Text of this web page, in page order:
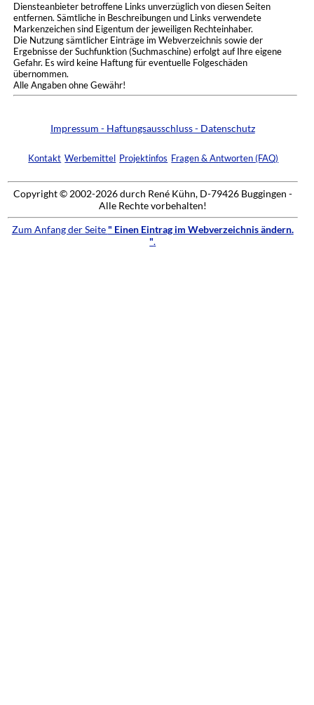
Diensteanbieter betroffene Links unverzüglich von diesen Seiten
entfernen. Sämtliche in Beschreibungen und Links verwendete
Markenzeichen sind Eigentum der jeweiligen Rechteinhaber.
Die Nutzung sämtlicher Einträge im Webverzeichnis sowie der
Ergebnisse der Suchfunktion (Suchmaschine) erfolgt auf Ihre eigene
Gefahr. Es wird keine Haftung für eventuelle Folgeschäden
übernommen.
Alle Angaben ohne Gewähr!
Impressum - Haftungsausschluss - Datenschutz
Kontakt Werbemittel Projektinfos Fragen & Antworten (FAQ)
Copyright © 2002-2026 durch René Kühn, D-79426 Buggingen -
Alle Rechte vorbehalten!
Zum Anfang der Seite " Einen Eintrag im Webverzeichnis ändern.
".